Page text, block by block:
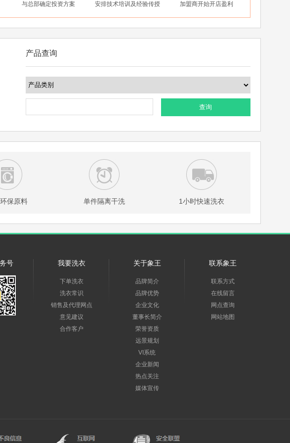
与总部确定投资方案 安排技术培训及经验传授 加盟商开始开店盈利
产品查询
查询
保原料 单件隔离干洗 1小时快速洗衣
号 我要洗衣
下单洗衣
洗衣常识
销售及代理网点
意见建议
合作客户
关于象王
品牌简介
品牌优势
企业文化
董事长简介
荣誉资质
远景规划
VI系统
企业新闻
热点关注
媒体宣传
联系象王
联系方式
在线留言
网点查询
网站地图